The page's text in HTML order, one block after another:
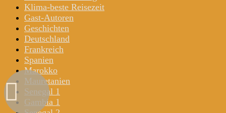
Klima-beste Reisezeit
Gast-Autoren
Geschichten
Deutschland
Frankreich
Spanien
Marokko
Mauretanien
Senegal 1
Gambia 1